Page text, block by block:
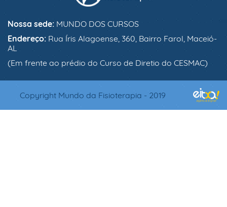
Nossa sede: MUNDO DOS CURSOS
Endereço: Rua Íris Alagoense, 360, Bairro Farol, Maceió-
AL
(Em frente ao prédio do Curso de Diretio do CESMAC)
Copyright Mundo da Fisioterapia - 2019